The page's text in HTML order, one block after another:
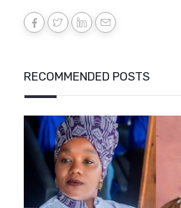
RECOMMENDED POSTS